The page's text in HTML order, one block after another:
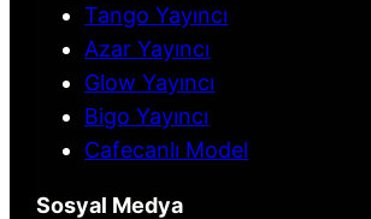
Tango Yayıncı
Azar Yayıncı
Glow Yayıncı
Bigo Yayıncı
Cafecanlı Model
Sosyal Medya